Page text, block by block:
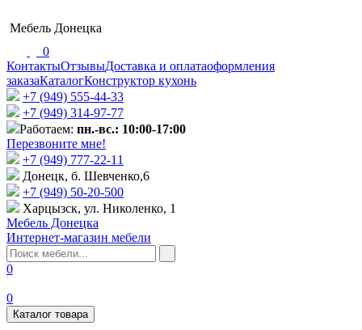
Мебель Донецка
0
КонтактыОтзывыДоставка и оплатаоформления
заказаКаталогКонструктор кухонь
+7 (949) 555-44-33
+7 (949) 314-97-77
Работаем: пн.-вс.: 10:00-17:00
Перезвоните мне!
+7 (‎949) 777-22-11
Донецк, б. Шевченко,6
+7 (949) 50-20-500
Харцызск, ул. Николенко, 1
Мебель Донецка
Интернет-магазин мебели
0
0
Каталог товара